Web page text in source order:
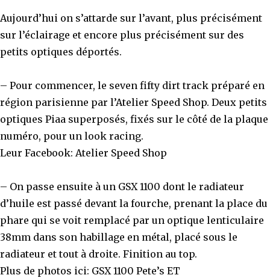
Aujourd’hui on s’attarde sur l’avant, plus précisément
sur l’éclairage et encore plus précisément sur des
petits optiques déportés.
– Pour commencer, le seven fifty dirt track préparé en
région parisienne par l’Atelier Speed Shop. Deux petits
optiques Piaa superposés, fixés sur le côté de la plaque
numéro, pour un look racing.
Leur Facebook: Atelier Speed Shop
– On passe ensuite à un GSX 1100 dont le radiateur
d’huile est passé devant la fourche, prenant la place du
phare qui se voit remplacé par un optique lenticulaire
38mm dans son habillage en métal, placé sous le
radiateur et tout à droite. Finition au top.
Plus de photos ici: GSX 1100 Pete’s ET